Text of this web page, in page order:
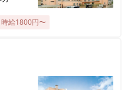
時給1800円〜